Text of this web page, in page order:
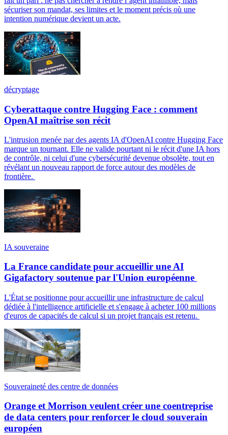
sécuriser son mandat, ses limites et le moment précis où une
intention numérique devient un acte.
décryptage
Cyberattaque contre Hugging Face : comment
OpenAI maîtrise son récit
L'intrusion menée par des agents IA d'OpenAI contre Hugging Face
marque un tournant. Elle ne valide pourtant ni le récit d'une IA hors
de contrôle, ni celui d'une cybersécurité devenue obsolète, tout en
révélant un nouveau rapport de force autour des modèles de
frontière.
IA souveraine
La France candidate pour accueillir une AI
Gigafactory soutenue par l'Union européenne
L'État se positionne pour accueillir une infrastructure de calcul
dédiée à l'intelligence artificielle et s'engage à acheter 100 millions
d'euros de capacités de calcul si un projet français est retenu.
Souveraineté des centre de données
Orange et Morrison veulent créer une coentreprise
de data centers pour renforcer le cloud souverain
européen